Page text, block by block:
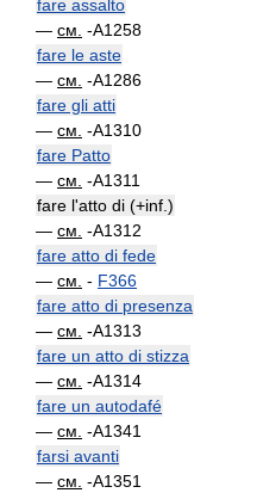
fare assalto
— см. -A1258
fare le aste
— см. -A1286
fare gli atti
— см. -A1310
fare Patto
— см. -A1311
fare l'atto di (+inf.)
— см. -A1312
fare atto di fede
— см. - F366
fare atto di presenza
— см. -A1313
fare un atto di stizza
— см. -A1314
fare un autodafé
— см. -A1341
farsi avanti
— см. -A1351